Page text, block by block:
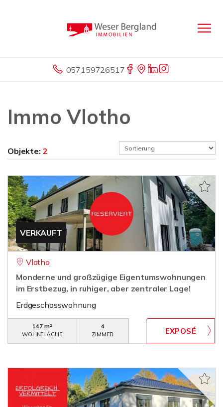
057159726517
Immo Vlotho
Objekte: 2
VERKAUFT
Vlotho
Monderne und großzügige Eigentumswohnungen
im Erstbezug, in ruhiger, aber zentraler Lage!
Erdgeschosswohnung
147 m²
WOHNFLÄCHE
4
ZIMMER